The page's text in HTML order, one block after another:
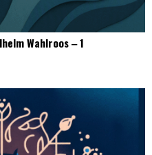
Wahlroos ‒ 1